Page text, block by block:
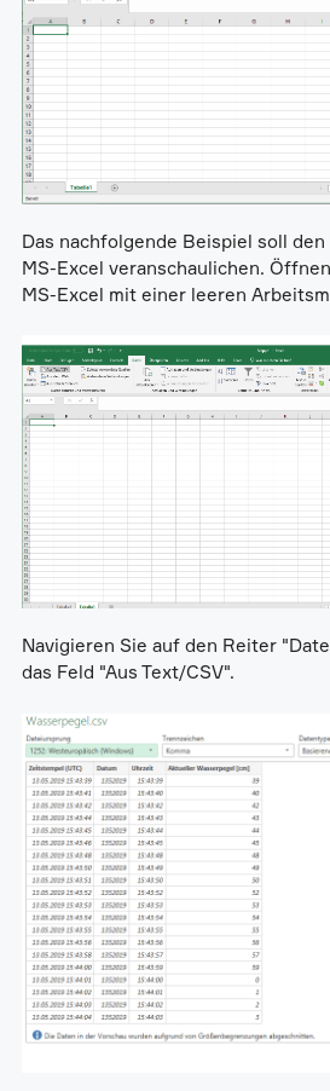
Das nachfolgende Beispiel soll
MS-Excel veranschaulichen.
MS-Excel mit einer leeren
Navigieren Sie auf den Reiter
das Feld "Aus Text/CSV".